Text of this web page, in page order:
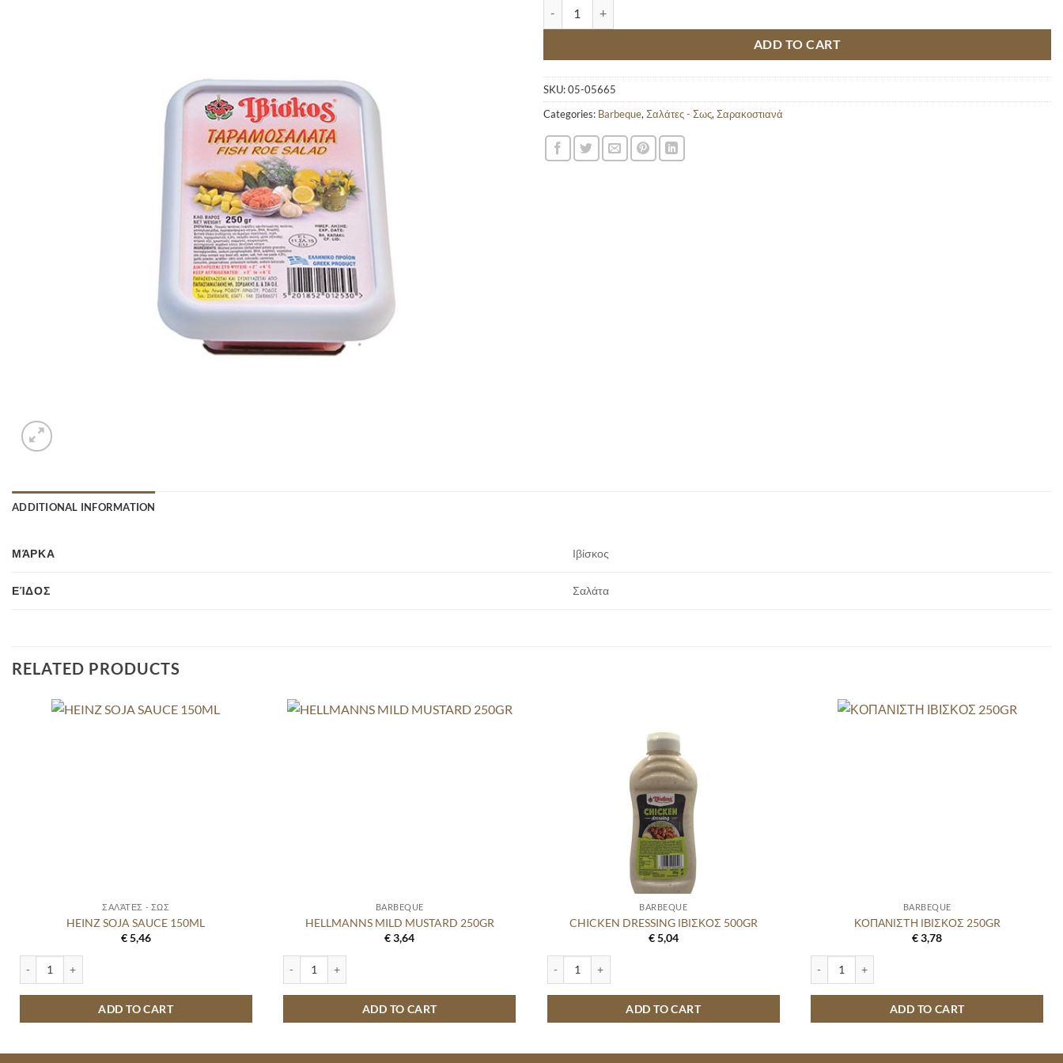
ADD TO CART
SKU:05-05665
Categories: Barbeque, Σαλάτες - Σως, Σαρακοστιανά
ADDITIONAL INFORMATION
ΜΆΡΚΑ Ιβίσκος
ΕΊΔΟΣ Σαλάτα
RELATED PRODUCTS
ΣΑΛΆΤΕΣ - ΣΩΣ
HEINZ SOJA SAUCE 150ML
€5,46
ADD TO CART
BARBEQUE
HELLMANNS MILD MUSTARD 250GR
€3,64
ADD TO CART
BARBEQUE
CHICKEN DRESSING ΙΒΙΣΚΟΣ 500GR
€5,04
ADD TO CART
BARBEQUE
ΚΟΠΑΝΙΣΤΗ ΙΒΙΣΚΟΣ 250GR
€3,78
ADD TO CART